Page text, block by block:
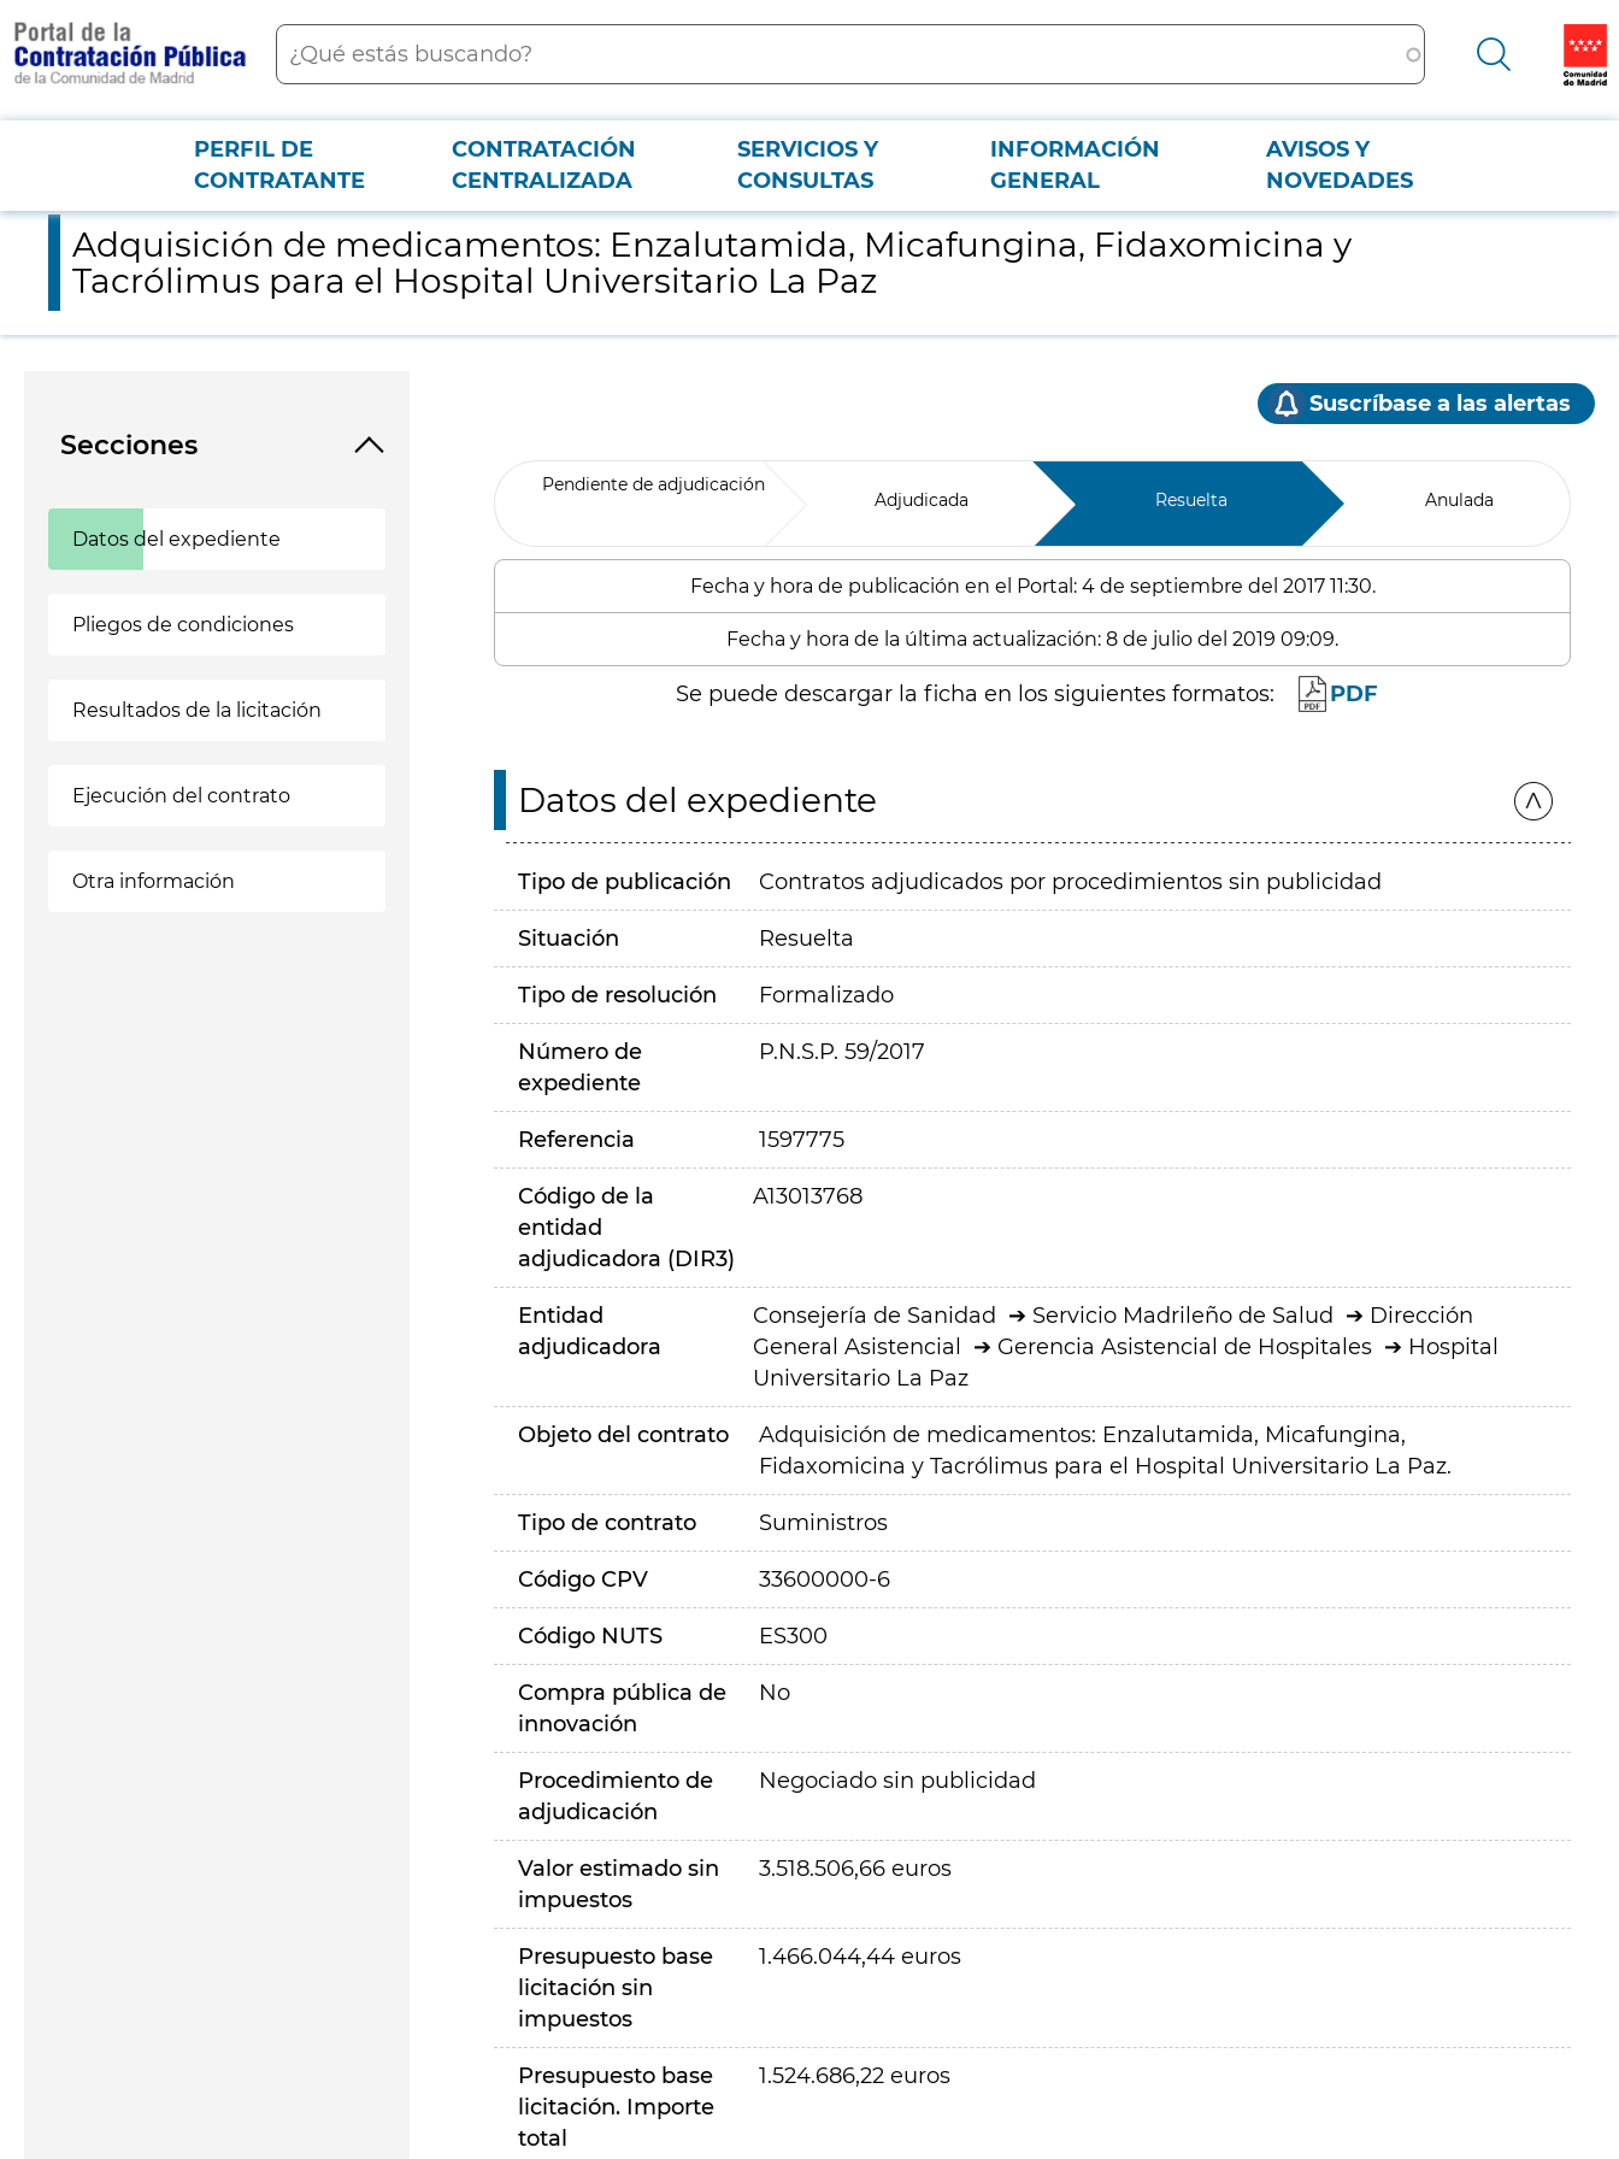
contenido
principal
Buscar
Menú PCON
PERFIL DE
CONTRATANTE
CONTRATACIÓN
CENTRALIZADA
SERVICIOS Y
CONSULTAS
INFORMACIÓN
GENERAL
AVISOS Y
NOVEDADES
Adquisición de medicamentos: Enzalutamida, Micafungina, Fidaxomicina y Tacrólimus para el Hospital Universitario La Paz
Adquisición de medicamentos: Enzalutamida, Micafungina, Fidaxomicina y
Tacrólimus para el Hospital Universitario La Paz
Secciones
Datos del expediente
Pliegos de condiciones
Resultados de la licitación
Ejecución del contrato
Otra información
Suscríbase a las alertas
Pendiente de adjudicación
Adjudicada Resuelta Anulada
Fecha y hora de publicación en el Portal: 4 de septiembre del 2017 11:30.
Fecha y hora de la última actualización: 8 de julio del 2019 09:09.
Se puede descargar la ficha en los siguientes formatos: PDF
Datos del expediente
Tipo de publicación Contratos adjudicados por procedimientos sin publicidad
Situación Resuelta
Tipo de resolución Formalizado
Número de
expediente
P.N.S.P. 59/2017
Referencia 1597775
Código de la
entidad
adjudicadora (DIR3)
A13013768
Entidad
adjudicadora
Consejería de Sanidad Servicio Madrileño de Salud
Dirección
General Asistencial
Gerencia Asistencial de Hospitales
Hospital
Universitario La Paz
Objeto del contrato
Adquisición de medicamentos: Enzalutamida, Micafungina,
Fidaxomicina y Tacrólimus para el Hospital Universitario La Paz.
Tipo de contrato Suministros
Código CPV 33600000-6
Código NUTS ES300
Compra pública de
innovación
No
Procedimiento de
adjudicación
Negociado sin publicidad
Valor estimado sin
impuestos
3.518.506,66 euros
Presupuesto base
licitación sin
impuestos
1.466.044,44 euros
Presupuesto base
licitación. Importe
total
1.524.686,22 euros